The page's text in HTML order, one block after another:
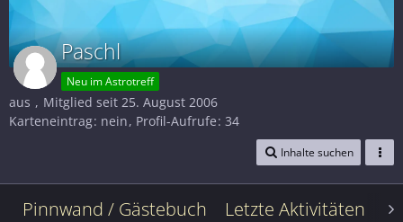
Paschl
Neu im Astrotreff
aus
Mitglied seit 25. August 2006
Karteneintrag nein Profil-Aufrufe 34
Inhalte suchen
Pinnwand / Gästebuch Letzte Aktivitäten